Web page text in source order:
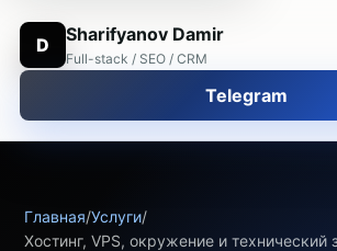
D Sharifyanov Damir
Full-stack / SEO / CRM
Telegram
Главная/Услуги/
Хостинг, VPS, окружение и технический